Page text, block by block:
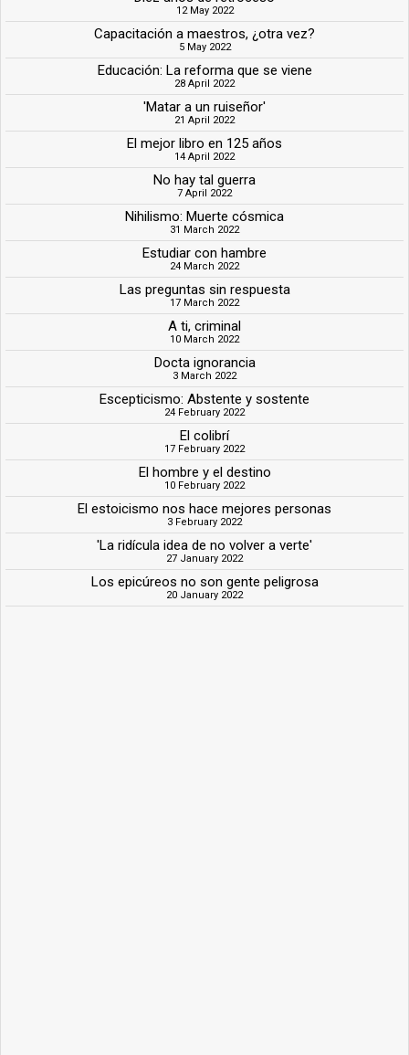
12 May 2022
Capacitación a maestros, ¿otra vez?
5 May 2022
Educación: La reforma que se viene
28 April 2022
'Matar a un ruiseñor'
21 April 2022
El mejor libro en 125 años
14 April 2022
No hay tal guerra
7 April 2022
Nihilismo: Muerte cósmica
31 March 2022
Estudiar con hambre
24 March 2022
Las preguntas sin respuesta
17 March 2022
A ti, criminal
10 March 2022
Docta ignorancia
3 March 2022
Escepticismo: Abstente y sostente
24 February 2022
El colibrí
17 February 2022
El hombre y el destino
10 February 2022
El estoicismo nos hace mejores personas
3 February 2022
'La ridícula idea de no volver a verte'
27 January 2022
Los epicúreos no son gente peligrosa
20 January 2022